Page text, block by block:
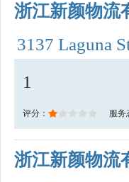
浙江新颜物流
3137 Laguna
1
评分： 服务
浙江新颜物流